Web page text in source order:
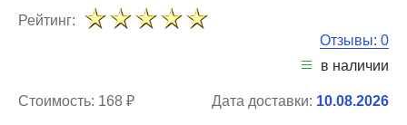
Рейтинг:
Отзывы: 0
в наличии
Стоимость: 168 ₽ Дата доставки: 10.08.2026